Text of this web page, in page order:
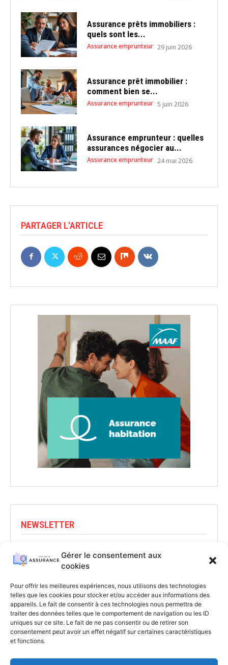
Gérer le consentement aux
cookies
Pour offrir les meilleures expériences, nous utilisons des technologies
telles que les cookies pour stocker et/ou accéder aux informations des
appareils. Le fait de consentir à ces technologies nous permettra de
traiter des données telles que le comportement de navigation ou les ID
uniques sur ce site. Le fait de ne pas consentir ou de retirer son
consentement peut avoir un effet négatif sur certaines caractéristiques
et fonctions.
Assurance prêts immobiliers :
quels sont les...
Assurance emprunteur 29 juin 2026
Assurance prêt immobilier :
comment bien se...
Assurance emprunteur 5 juin 2026
Assurance emprunteur : quelles
assurances négocier au...
Assurance emprunteur 24 mai 2026
PARTAGER L'ARTICLE
NEWSLETTER